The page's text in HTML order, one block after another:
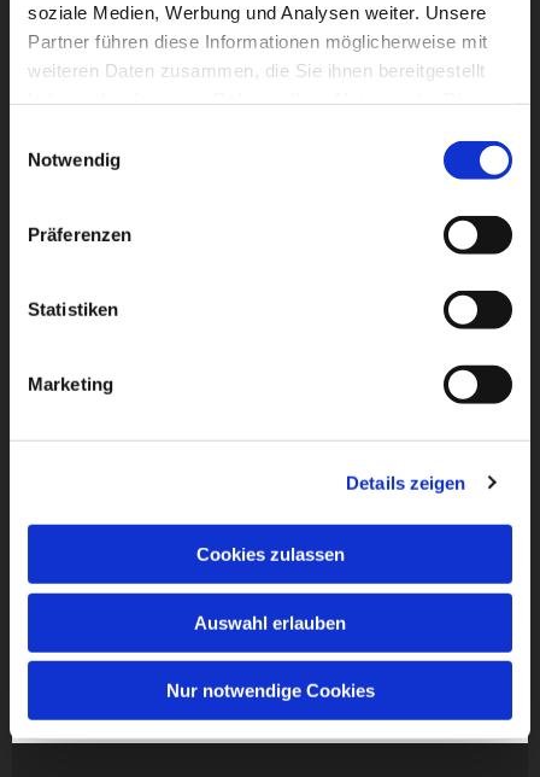
soziale Medien, Werbung und Analysen weiter. Unsere
Partner führen diese Informationen möglicherweise mit
weiteren Daten zusammen, die Sie ihnen bereitgestellt
Notwendig
Präferenzen
Statistiken
Marketing
Details zeigen
Cookies zulassen
Auswahl erlauben
Nur notwendige Cookies
Dies könnte Sie auch